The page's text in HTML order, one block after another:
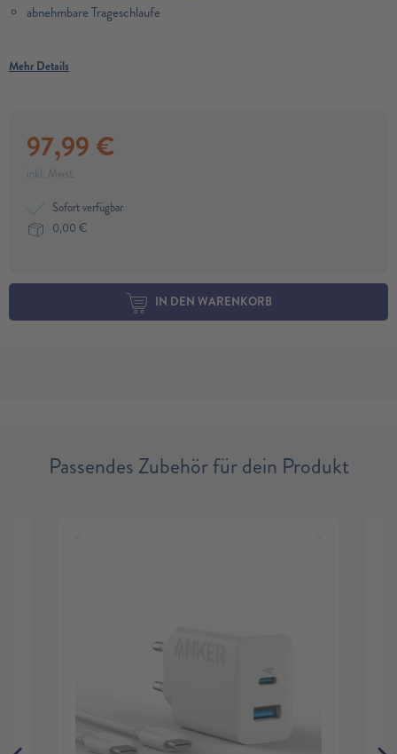
abnehmbare Trageschlaufe
Mehr Details
97,99 €
inkl. Mwst.
Sofort verfügbar
0,00 €
IN DEN WARENKORB
Passendes Zubehör für dein Produkt